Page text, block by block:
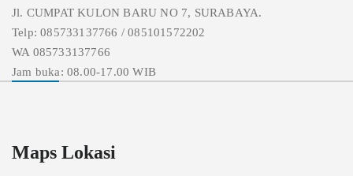
Jl. CUMPAT KULON BARU NO 7, SURABAYA.
Telp: 085733137766 / 085101572202
WA 085733137766
Jam buka: 08.00-17.00 WIB
Maps Lokasi